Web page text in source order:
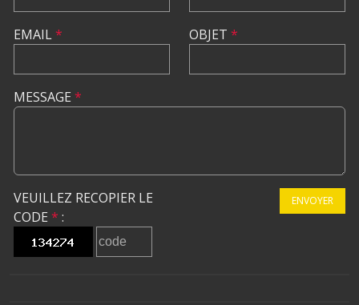
EMAIL* OBJET *
MESSAGE *
VEUILLEZ RECOPIER LE
CODE * :
ENVOYER